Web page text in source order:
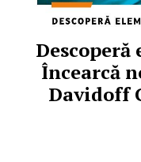
Încearcă
Davidoff